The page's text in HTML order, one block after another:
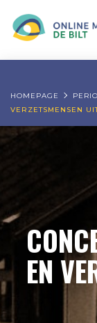
HOMEPAGE
VERZETSMENSEN
EN